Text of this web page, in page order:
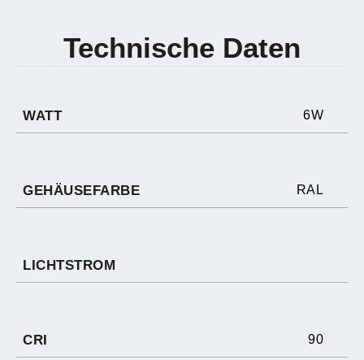
Technische Daten
WATT 6W
GEHÄUSEFARBE RAL
LICHTSTROM
CRI 90